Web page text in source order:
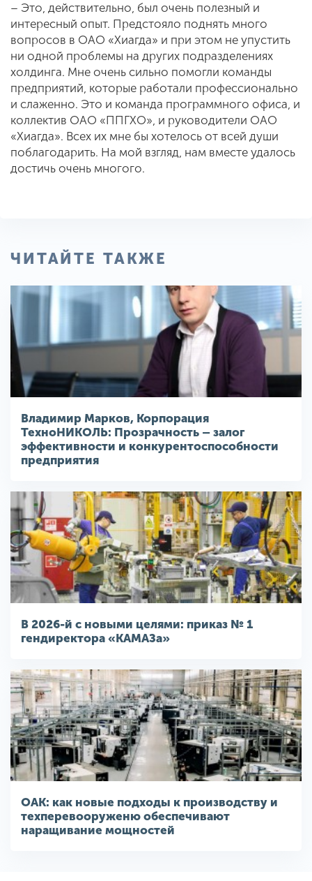
– Это, действительно, был очень полезный и
интересный опыт. Предстояло поднять много
вопросов в ОАО «Хиагда» и при этом не упустить
ни одной проблемы на других подразделениях
холдинга. Мне очень сильно помогли команды
предприятий, которые работали профессионально
и слаженно. Это и команда программного офиса, и
коллектив ОАО «ППГХО», и руководители ОАО
«Хиагда». Всех их мне бы хотелось от всей души
поблагодарить. На мой взгляд, нам вместе удалось
достичь очень многого.
ЧИТАЙТЕ ТАКЖЕ
Владимир Марков, Корпорация
ТехноНИКОЛЬ: Прозрачность – залог
эффективности и конкурентоспособности
предприятия
В 2026-й с новыми целями: приказ № 1
гендиректора «КАМАЗа»
ОАК: как новые подходы к производству и
техперевооруженю обеспечивают
наращивание мощностей